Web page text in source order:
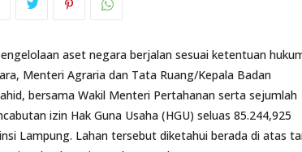
aset negara berjalan sesuai ketentuan
Menteri Agraria dan Tata Ruang/Kepala Badan
bersama Wakil Menteri Pertahanan serta sejumlah
izin Hak Guna Usaha (HGU) seluas 85.244,925
Lampung. Lahan tersebut diketahui berada di atas